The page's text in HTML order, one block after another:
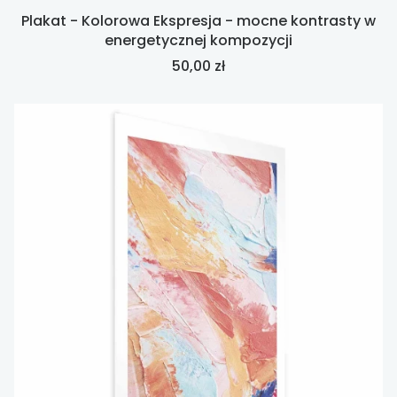
Plakat - Kolorowa Ekspresja - mocne kontrasty w
energetycznej kompozycji
Cena
50,00 zł